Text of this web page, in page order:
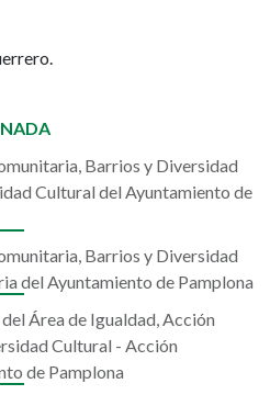
Barrios y Diversidad
Cultural del Ayuntamiento de
Barrios y Diversidad
del Ayuntamiento de Pamplona
Área de Igualdad, Acción
Cultural - Acción
de Pamplona